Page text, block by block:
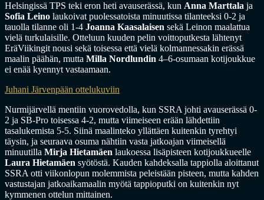
Helsingissä TPS teki eron heti avauserässä, kun Anna Marttala ja
Sofia Leino laukoivat puolessatoista minuutissa tilanteeksi 0-2 ja
tauolla tilanne oli 1-4 Joanna Kaasalaisen sekä Leinon maalattua
vielä turkulaisille. Otteluun kuuden pelin voittoputkesta lähtenyt
EräViikingit nousi sekä toisessa että vielä kolmannessakin erässä
maalin päähän, mutta Milla Nordlundin 4–6-osumaan kotijoukkue
ei enää kyennyt vastaamaan.
Juhani Järvenpään ottelukuviin
Nurmijärvellä mentiin vuorovedolla, kun SSRA johti avauserässä 0-
2 ja SB-Pro toisessa 4-2, mutta viimeiseen erään lähdettiin
tasalukemista 5-5. Siinä maalinteko yllättäen kuitenkin tyrehtyi
täysin, ja seuraava osuma nähtiin vasta jatkoajan viimeisellä
minuutilla Mirja Hietamäen laukoessa lisäpisteen kotijoukkueelle
Laura Hietamäen syötöstä. Kauden kahdeksalla tappiolla aloittanut
SSRA otti viikonlopun molemmista peleistään pisteen, mutta kahden
vastustajan jatkoaikamaalin myötä tappioputki on kuitenkin nyt
kymmenen ottelun mittainen.